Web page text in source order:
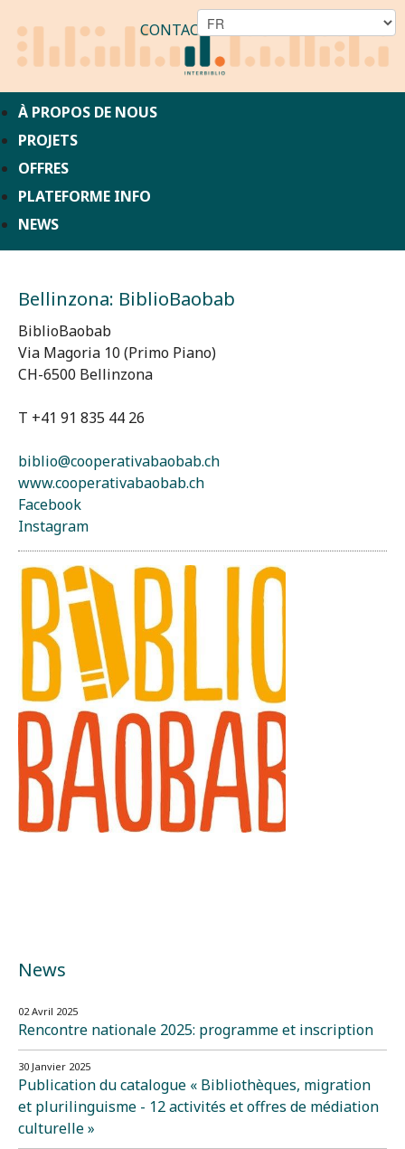
CONTACT
À PROPOS DE NOUS
PROJETS
OFFRES
PLATEFORME INFO
NEWS
Bellinzona: BiblioBaobab
BiblioBaobab
Via Magoria 10 (Primo Piano)
CH-6500 Bellinzona
T +41 91 835 44 26
biblio@cooperativabaobab.ch
www.cooperativabaobab.ch
Facebook
Instagram
News
02 Avril 2025
Rencontre nationale 2025: programme et inscription
30 Janvier 2025
Publication du catalogue « Bibliothèques, migration
et plurilinguisme - 12 activités et offres de médiation
culturelle »